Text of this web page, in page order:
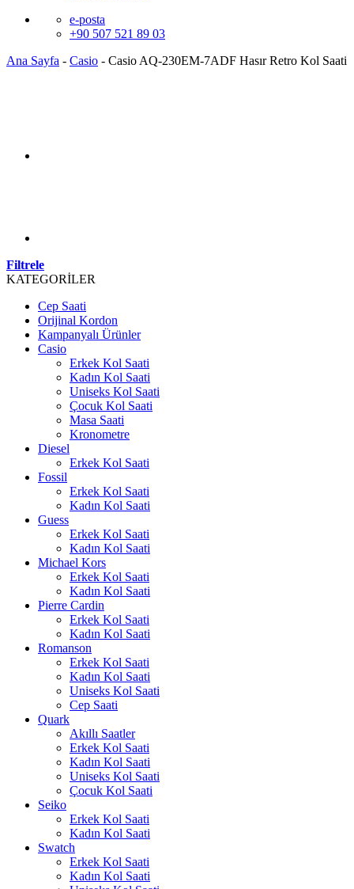
e-posta
+90 507 521 89 03
Ana Sayfa - Casio - Casio AQ-230EM-7ADF Hasır Retro Kol Saati
Filtrele
KATEGORİLER
Cep Saati
Orijinal Kordon
Kampanyalı Ürünler
Casio
Erkek Kol Saati
Kadın Kol Saati
Uniseks Kol Saati
Çocuk Kol Saati
Masa Saati
Kronometre
Diesel
Erkek Kol Saati
Fossil
Erkek Kol Saati
Kadın Kol Saati
Guess
Erkek Kol Saati
Kadın Kol Saati
Michael Kors
Erkek Kol Saati
Kadın Kol Saati
Pierre Cardin
Erkek Kol Saati
Kadın Kol Saati
Romanson
Erkek Kol Saati
Kadın Kol Saati
Uniseks Kol Saati
Cep Saati
Quark
Akıllı Saatler
Erkek Kol Saati
Kadın Kol Saati
Uniseks Kol Saati
Çocuk Kol Saati
Seiko
Erkek Kol Saati
Kadın Kol Saati
Swatch
Erkek Kol Saati
Kadın Kol Saati